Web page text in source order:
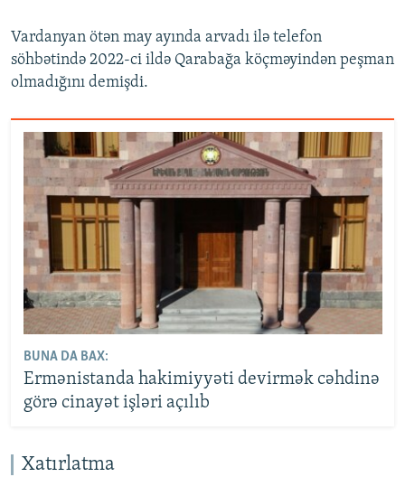
Vardanyan ötən may ayında arvadı ilə telefon
söhbətində 2022-ci ildə Qarabağa köçməyindən peşman
olmadığını demişdi.
BUNA DA BAX:
Ermənistanda hakimiyyəti devirmək cəhdinə
görə cinayət işləri açılıb
Xatırlatma